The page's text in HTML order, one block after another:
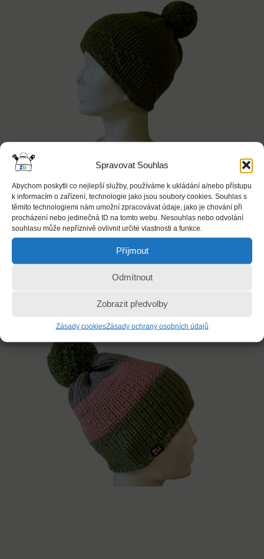
Spravovat Souhlas
Abychom poskytli co nejlepší služby, používáme k ukládání a/nebo přístupu
k informacím o zařízení, technologie jako jsou soubory cookies. Souhlas s
těmito technologiemi nám umožní zpracovávat údaje, jako je chování při
procházení nebo jedinečná ID na tomto webu. Nesouhlas nebo odvolání
souhlasu může nepříznivě ovlivnit určité vlastnosti a funkce.
Příjmout
Odmítnout
Zobrazit předvolby
Zásady cookiesZásady ochrany osobních údajů
Kulich khaki + hory